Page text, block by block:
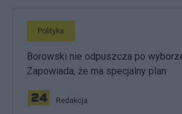
Polityka
Borowski nie odpuszcza po
Zapowiada, że ma specjalny plan
Redakcja